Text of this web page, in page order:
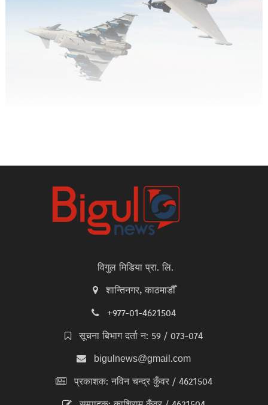
विगुल मिडिया प्रा. लि.
शान्तिनगर, काठमाडौँ
+977-01-4621504
सूचना बिभाग दर्ता न: 59 / 073-074
bigulnews@gmail.com
प्रकाशक: नविन चन्द्र कुँवर / 4621504